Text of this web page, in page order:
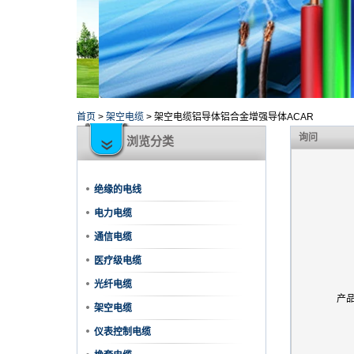
首页 > 架空电缆 > 架空电缆铝导体铝合金增强导体ACAR
浏览分类
绝缘的电线
电力电缆
通信电缆
医疗级电缆
光纤电缆
架空电缆
仪表控制电缆
询问
产